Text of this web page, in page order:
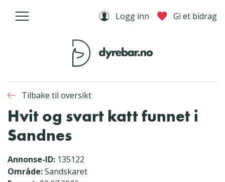
Logg inn Gi et bidrag
Tilbake til oversikt
Hvit og svart katt funnet i
Sandnes
Annonse-ID: 135122
Område:Sandskaret